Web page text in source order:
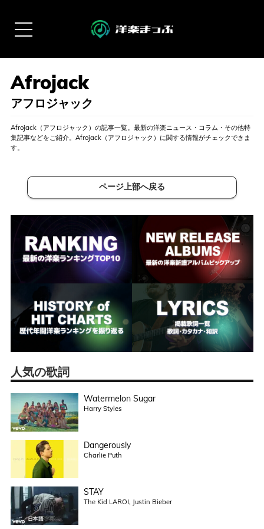
アフロジャック
Afrojack（アフロジャック）の記事一覧。最新の洋楽ニュース・コラム・その他特
集記事などをご紹介。Afrojack（アフロジャック）に関する情報がチェックできま
す。
ページ上部へ戻る
人気の歌詞
Watermelon Sugar
Harry Styles
Dangerously
Charlie Puth
STAY
The Kid LAROI, Justin Bieber